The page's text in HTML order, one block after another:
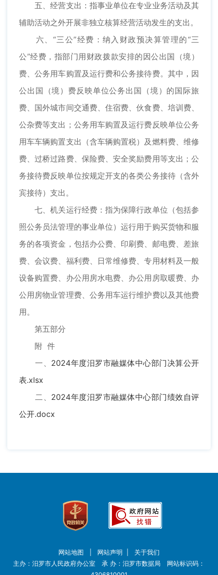
五、经营支出：指事业单位在专业业务活动及其
辅助活动之外开展非独立核算经营活动发生的支出。
六、“三公”经费：纳入财政预决算管理的“三
公”经费，指部门用财政拨款安排的因公出国（境）
费、公务用车购置及运行费和公务接待费。其中，因
公出国（境）费反映单位公务出国（境）的国际旅
费、国外城市间交通费、住宿费、伙食费、培训费、
公杂费等支出；公务用车购置及运行费反映单位公务
用车车辆购置支出（含车辆购置税）及燃料费、维修
费、过桥过路费、保险费、安全奖励费用等支出；公
务接待费反映单位按规定开支的各类公务接待（含外
宾接待）支出。
七、机关运行经费：指为保障行政单位（包括参
照公务员法管理的事业单位）运行用于购买货物和服
务的各项资金，包括办公费、印刷费、邮电费、差旅
费、会议费、福利费、日常维修费、专用材料及一般
设备购置费、办公用房水电费、办公用房取暖费、办
公用房物业管理费、公务用车运行维护费以及其他费
用。
第五部分
附 件
一、 2024年度汨罗市融媒体中心部门决算公开
表.xlsx
二、 2024年度汨罗市融媒体中心部门绩效自评
公开.docx
网站地图 网站声明
关于我们
主办：汨罗市人民政府办公室 承 办：汨罗市数据局 网站标识码：